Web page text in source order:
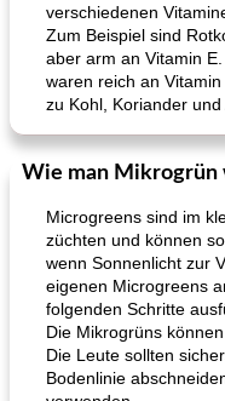
verschiedenen
Zum Beispiel sind
aber arm an Vitamin
waren reich an
zu Kohl, Koriander und
Wie man Mikrogrün
Microgreens sind im
züchten und können
wenn Sonnenlicht zur
eigenen Microgreens
folgenden Schritte
Die Mikrogrüns
Die Leute sollten
Bodenlinie